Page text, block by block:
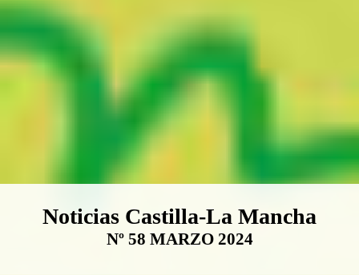
Boletín Noticias Castilla-La
Noticias Castilla-La Mancha
Nº 58 MARZO 2024